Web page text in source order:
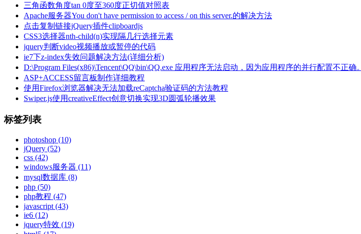
三角函数角度tan 0度至360度正切值对照表
Apache服务器You don't have permission to access / on this server.的解决方法
点击复制链接jQuery插件clipboardjs
CSS3选择器nth-child(n)实现隔几行选择元素
jquery判断video视频播放或暂停的代码
ie7下z-index失效问题解决方法(详细分析)
D:\Program Files(x86)\Tencent\QQ\bin\QQ.exe 应用程序无法启动，因为应用程序的并行配置不正确。
ASP+ACCESS留言板制作详细教程
使用Firefox浏览器解决无法加载reCaptcha验证码的方法教程
Swiper.js使用creativeEffect创意切换实现3D圆弧轮播效果
标签列表
photoshop (10)
jQuery (52)
css (42)
windows服务器 (11)
mysql数据库 (8)
php (50)
php教程 (47)
javascript (43)
ie6 (12)
jquery特效 (19)